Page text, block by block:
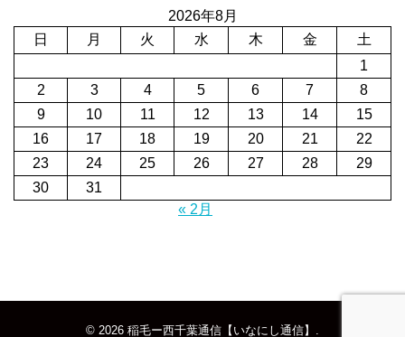
2026年8月
日
月 火 水 木 金
土
1
2
3 4 5 6 7
8
9
10 11 12 13 14
15
16
17 18 19 20 21
22
23
24 25 26 27 28
29
30
31
« 2月
© 2026 稲毛ー西千葉通信【いなにし通信】 .